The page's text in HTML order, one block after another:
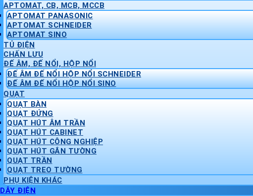
APTOMAT, CB, MCB, MCCB
APTOMAT PANASONIC
APTOMAT SCHNEIDER
APTOMAT SINO
TỦ ĐIỆN
CHẤN LƯU
ĐẾ ÂM, ĐẾ NỔI, HỘP NỔI
ĐẾ ÂM ĐẾ NỔI HỘP NỔI SCHNEIDER
ĐẾ ÂM ĐẾ NỔI HỘP NỔI SINO
QUẠT
QUẠT BÀN
QUẠT ĐỨNG
QUẠT HÚT ÂM TRẦN
QUẠT HÚT CABINET
QUẠT HÚT CÔNG NGHIỆP
QUẠT HÚT GẮN TƯỜNG
QUẠT TRẦN
QUẠT TREO TƯỜNG
PHỤ KIỆN KHÁC
DÂY ĐIỆN